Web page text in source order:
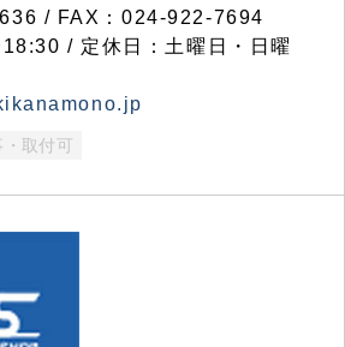
/ FAX：024-922-7694
/ 定休日：土曜日・日曜
・取付可